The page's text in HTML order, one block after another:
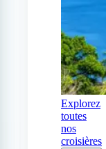
Explorez
toutes
nos
croisières